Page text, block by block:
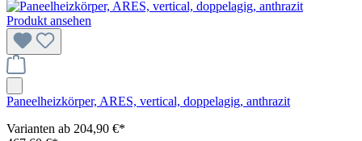
Produkt ansehen
Paneelheizkörper, ARES, vertical, doppelagig, anthrazit
Varianten ab 204,90 €*